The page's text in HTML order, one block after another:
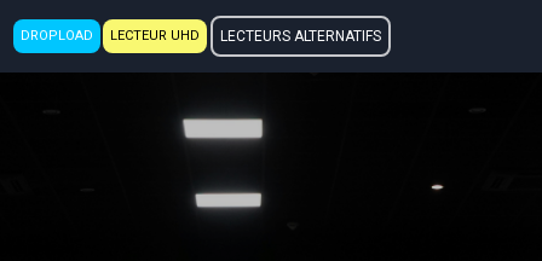
DROPLOAD LECTEUR UHD LECTEURS ALTERNATIFS